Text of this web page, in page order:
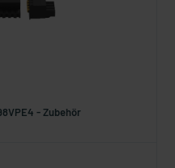
- Zubehör